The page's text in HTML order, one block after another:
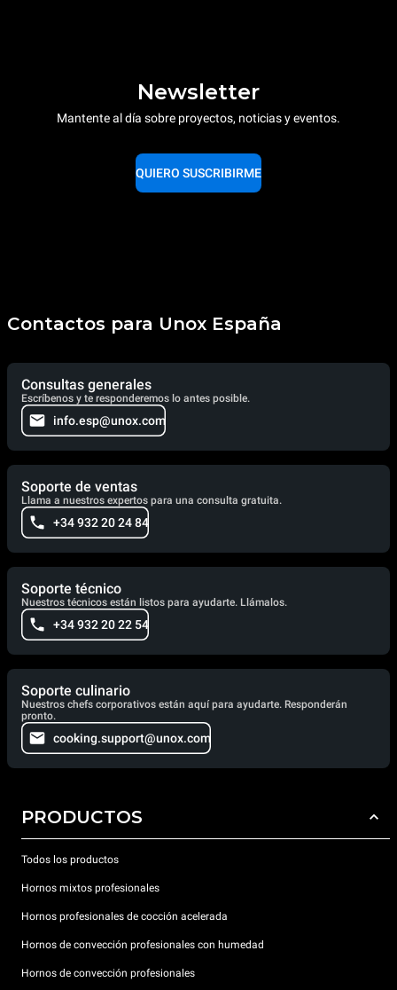
Newsletter
Mantente al día sobre proyectos, noticias y eventos.
QUIERO SUSCRIBIRME
Contactos para Unox España
Consultas generales
Escríbenos y te responderemos lo antes posible.
info.esp@unox.com
Soporte de ventas
Llama a nuestros expertos para una consulta gratuita.
+34 932 20 24 84
Soporte técnico
Nuestros técnicos están listos para ayudarte. Llámalos.
+34 932 20 22 54
Soporte culinario
Nuestros chefs corporativos están aquí para ayudarte. Responderán
pronto.
cooking.support@unox.com
PRODUCTOS
Todos los productos
Hornos mixtos profesionales
Hornos profesionales de cocción acelerada
Hornos de convección profesionales con humedad
Hornos de convección profesionales